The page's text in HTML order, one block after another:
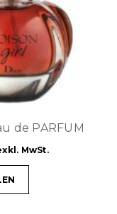
de PARFUM
MwSt.